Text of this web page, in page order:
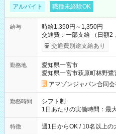
アルバイト 職種未経験OK
給与
時給1,350円～1,350円
交通費：一部支給 （日額2
実費支給） ※22:00～翌5:00までは時給25%UP！ ■給与前払い
制度あり ※前払い額の上
交通費別途支給あり
勤務地
愛知県一宮市
愛知県一宮市萩原町林野鷺
アマゾンジャパン合同会
勤務時間
シフト制
1日あたりの実働時間：最
社後、就業可能シフトを
特徴 週1日からOK / 10名以上の